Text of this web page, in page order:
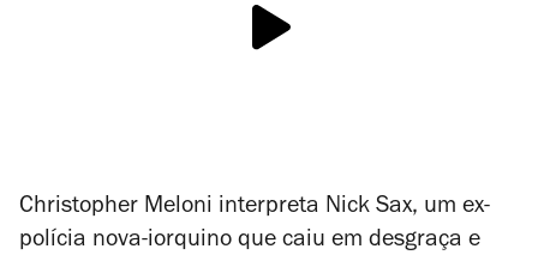
Christopher Meloni interpreta Nick Sax, um ex-
polícia nova-iorquino que caiu em desgraça e